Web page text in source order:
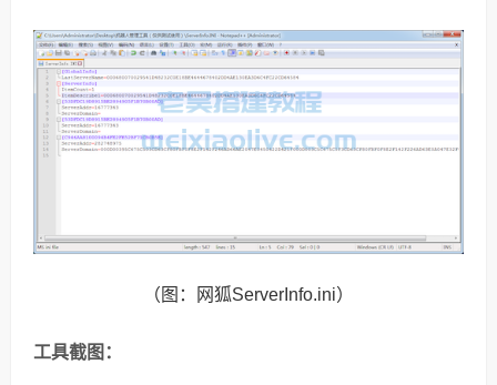
（图：网狐ServerInfo.ini）
工具截图：